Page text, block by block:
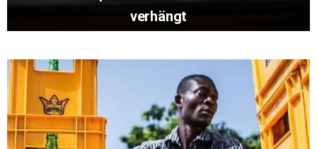
verhängt